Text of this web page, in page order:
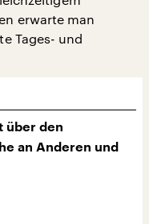
erwarte man
Tages- und
über den
an Anderen und